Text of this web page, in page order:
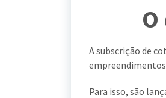
A subscrição de
Para isso, são